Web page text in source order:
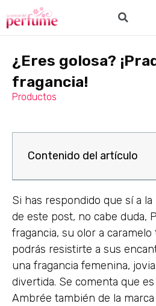
¿Eres golosa?
fragancia!
Productos
Contenido del artículo
Si has respondido que sí a
de este post, no cabe duda,
fragancia, su olor a
podrás resistirte a sus
una fragancia femenina,
divertida. Se comenta que es
Ambrée también de la